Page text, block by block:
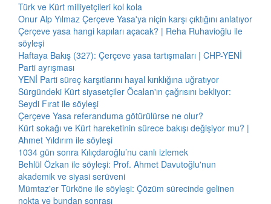
Türk ve Kürt milliyetçileri kol kola
Onur Alp Yılmaz Çerçeve Yasa'ya niçin karşı çıktığını anlatıyor
Çerçeve yasa hangi kapıları açacak? | Reha Ruhavioğlu ile
söyleşi
Haftaya Bakış (327): Çerçeve yasa tartışmaları | CHP-YENİ
Parti ayrışması
YENİ Parti süreç karşıtlarını hayal kırıklığına uğratıyor
Sürgündeki Kürt siyasetçiler Öcalan'ın çağrısını bekliyor:
Seydi Fırat ile söyleşi
Çerçeve Yasa referanduma götürülürse ne olur?
Kürt sokağı ve Kürt hareketinin sürece bakışı değişiyor mu? |
Ahmet Yıldırım ile söyleşi
1034 gün sonra Kılıçdaroğlu’nu canlı izlemek
Behlül Özkan ile söyleşi: Prof. Ahmet Davutoğlu'nun
akademik ve siyasi serüveni
Mümtaz'er Türköne ile söyleşi: Çözüm sürecinde gelinen
nokta ve bundan sonrası